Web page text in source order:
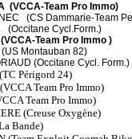
(VCCA-Team Pro Immo)
(CS Dammarie-Team
(Occitane Cycl.Form.)
Team Pro Immo )
Montauban 82)
(Occitane Cycl. Form.)
Périgord 24)
(VCCA Team Pro Immo)
Team Pro Immo)
(Creuse Oxygène)
Bande)